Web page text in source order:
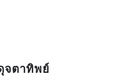
ตาทิพย์